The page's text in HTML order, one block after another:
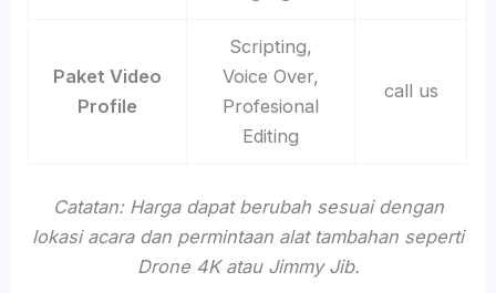
Paket Video
Profile
Scripting,
Voice Over,
Profesional
Editing
call us
Catatan: Harga dapat berubah sesuai dengan
lokasi acara dan permintaan alat tambahan seperti
Drone 4K atau Jimmy Jib.